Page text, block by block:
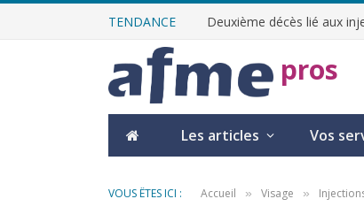
TENDANCE Deuxième décès lié aux
pros
Les articles Vos
VOUS ÊTES ICI : Accueil » Visage »